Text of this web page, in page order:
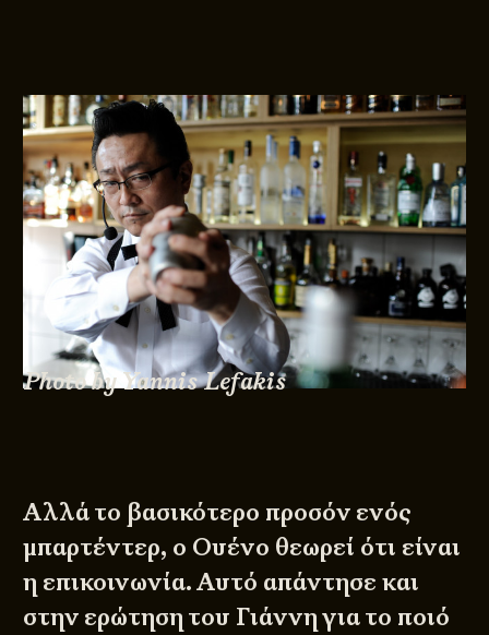
Photo by Yannis Lefakis
Αλλά το βασικότερο προσόν ενός
μπαρτέντερ, ο Ουένο θεωρεί ότι είναι
η επικοινωνία. Αυτό απάντησε και
στην ερώτηση του Γιάννη για το ποιό